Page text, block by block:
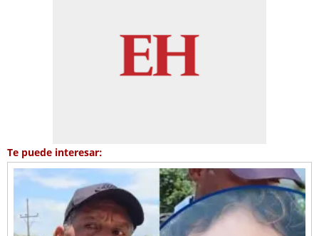
Te puede interesar: